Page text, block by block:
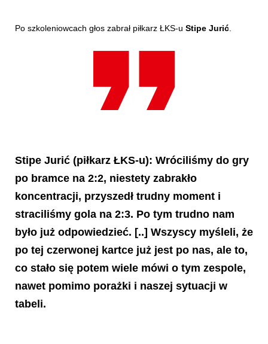
Po szkoleniowcach głos zabrał piłkarz ŁKS-u Stipe Jurić
Stipe Jurić (piłkarz ŁKS-u): Wróciliśmy do gry
po bramce na 2:2, niestety zabrakło
koncentracji, przyszedł trudny moment i
straciliśmy gola na 2:3. Po tym trudno nam
było już odpowiedzieć. [..] Wszyscy myśleli, że
po tej czerwonej kartce już jest po nas, ale to,
co stało się potem wiele mówi o tym zespole,
nawet pomimo porażki i naszej sytuacji w
tabeli.